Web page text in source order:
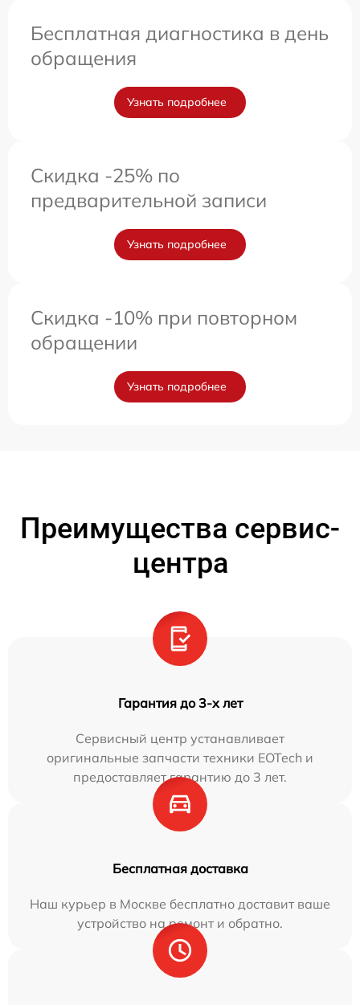
Бесплатная диагностика в день
обращения
Узнать подробнее
Скидка -25% по
предварительной записи
Узнать подробнее
Скидка -10% при повторном
обращении
Узнать подробнее
Преимущества сервис-
центра
Гарантия до 3-х лет
Сервисный центр устанавливает
оригинальные запчасти техники EOTech и
предоставляет гарантию до 3 лет.
Бесплатная доставка
Наш курьер в Москве бесплатно доставит ваше
устройство на ремонт и обратно.